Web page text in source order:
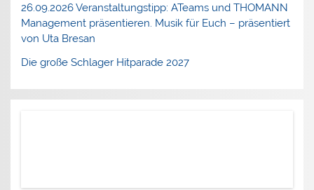
26.09.2026 Veranstaltungstipp: ATeams und THOMANN
Management präsentieren. Musik für Euch – präsentiert
von Uta Bresan
Die große Schlager Hitparade 2027